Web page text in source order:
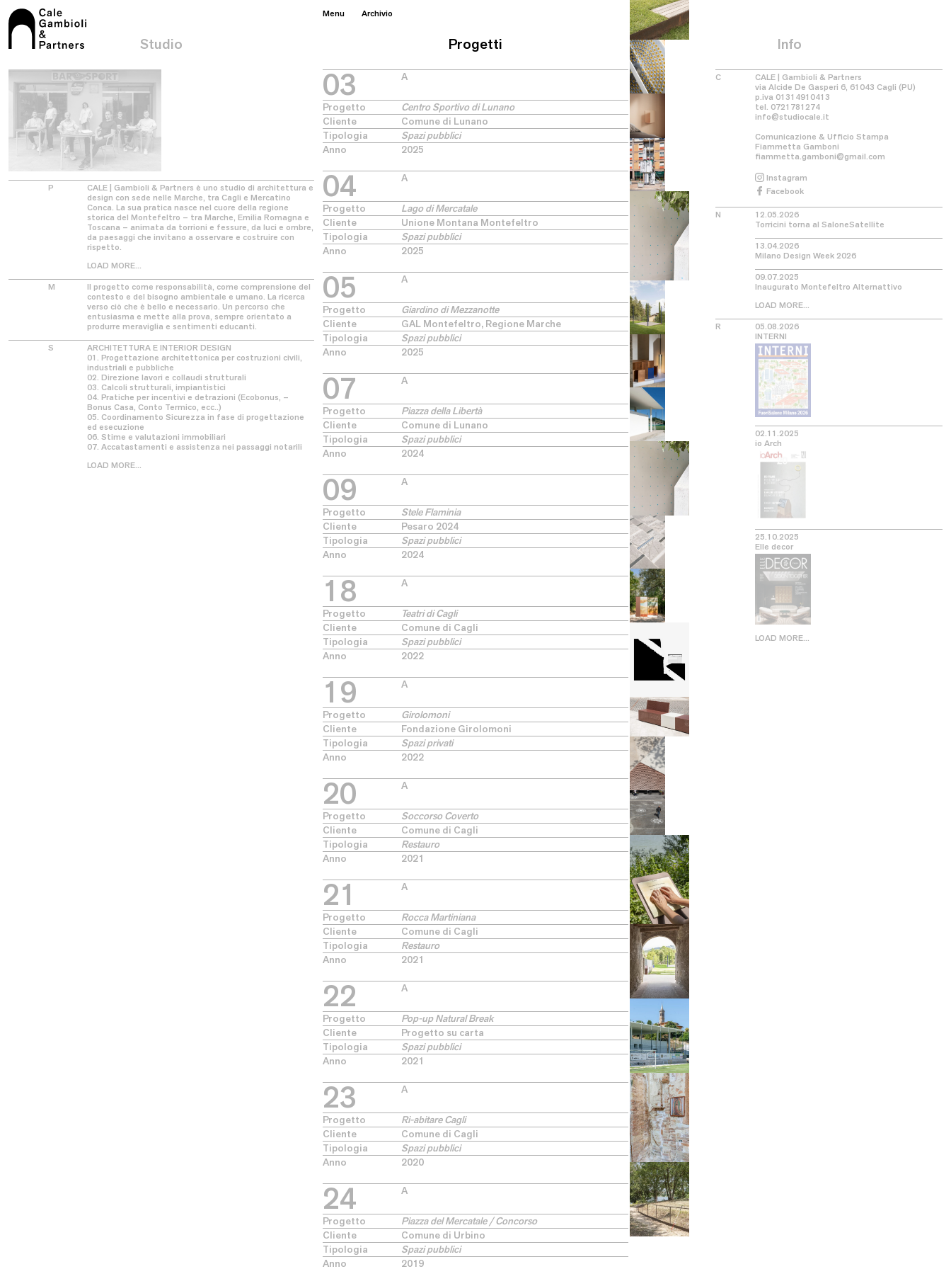
Chi siamo
Persone Manifesto
Architettura
Spazi pubblici Spazi privati Restauro Prodotto
News Rassegna stampa
Menu Archivio
Studio Progetti Info
P
CALE | Gambioli & Partners è uno studio di architettura e
design con sede nelle Marche, tra Cagli e Mercatino
Conca. La sua pratica nasce nel cuore della regione
storica del Montefeltro – tra Marche, Emilia Romagna e
Toscana – animata da torrioni e fessure, da luci e ombre,
da paesaggi che invitano a osservare e costruire con
rispetto.
LOAD MORE...
M
Il progetto come responsabilità, come comprensione del
contesto e del bisogno ambientale e umano. La ricerca
verso ciò che è bello e necessario. Un percorso che
entusiasma e mette alla prova, sempre orientato a
produrre meraviglia e sentimenti educanti.
S
ARCHITETTURA E INTERIOR DESIGN
01. Progettazione architettonica per costruzioni civili,
industriali e pubbliche
02. Direzione lavori e collaudi strutturali
03. Calcoli strutturali, impiantistici
04. Pratiche per incentivi e detrazioni (Ecobonus, –
Bonus Casa, Conto Termico, ecc..)
05. Coordinamento Sicurezza in fase di progettazione
ed esecuzione
06. Stime e valutazioni immobiliari
07. Accatastamenti e assistenza nei passaggi notarili
LOAD MORE...
03 A
Progetto
Centro Sportivo di Lunano
Cliente
Comune di Lunano
Tipologia
Spazi pubblici
Anno
2025
04 A
Progetto
Lago di Mercatale
Cliente
Unione Montana Montefeltro
Tipologia
Spazi pubblici
Anno
2025
05 A
Progetto
Giardino di Mezzanotte
Cliente
GAL Montefeltro, Regione Marche
Tipologia
Spazi pubblici
Anno
2025
07 A
Progetto
Piazza della Libertà
Cliente
Comune di Lunano
Tipologia
Spazi pubblici
Anno
2024
09 A
Progetto
Stele Flaminia
Cliente
Pesaro 2024
Tipologia
Spazi pubblici
Anno
2024
18 A
Progetto
Teatri di Cagli
Cliente
Comune di Cagli
Tipologia
Spazi pubblici
Anno
2022
19 A
Progetto
Girolomoni
Cliente
Fondazione Girolomoni
Tipologia
Spazi privati
Anno
2022
20 A
Progetto
Soccorso Coverto
Cliente
Comune di Cagli
Tipologia
Restauro
Anno
2021
21 A
Progetto
Rocca Martiniana
Cliente
Comune di Cagli
Tipologia
Restauro
Anno
2021
22 A
Progetto
Pop-up Natural Break
Cliente
Progetto su carta
Tipologia
Spazi pubblici
Anno
2021
23 A
Progetto
Ri-abitare Cagli
Cliente
Comune di Cagli
Tipologia
Spazi pubblici
Anno
2020
24 A
Progetto
Piazza del Mercatale / Concorso
Cliente
Comune di Urbino
Tipologia
Spazi pubblici
Anno
2019
C
CALE | Gambioli & Partners
via Alcide De Gasperi 6, 61043 Cagli (PU)
p.iva 01314910413
tel. 0721781274
info@studiocale.it
Comunicazione & Ufficio Stampa
Fiammetta Gamboni
fiammetta.gamboni@gmail.com
Instagram
Facebook
N
12.05.2026
Torricini torna al SaloneSatellite
13.04.2026
Milano Design Week 2026
09.07.2025
​​Inaugurato Montefeltro Alternattivo
LOAD MORE...
R
05.08.2026
INTERNI
02.11.2025
io Arch
25.10.2025
Elle decor
LOAD MORE...